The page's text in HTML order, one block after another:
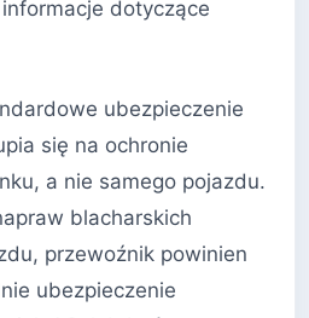
dotyczące
ubezpieczenie
się na ochronie
a nie samego pojazdu.
blacharskich
przewoźnik powinien
ubezpieczenie